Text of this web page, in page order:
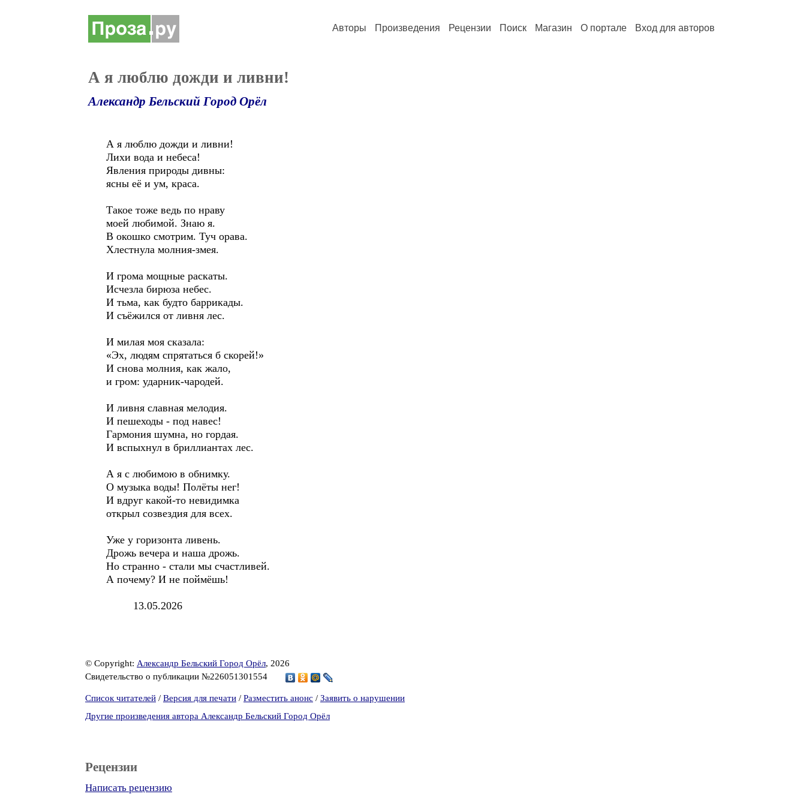
Авторы Произведения Рецензии Поиск Магазин О портале Вход для авторов
А я люблю дожди и ливни!
Александр Бельский Город Орёл
А я люблю дожди и ливни!
Лихи вода и небеса!
Явления природы дивны:
ясны её и ум, краса.
Такое тоже ведь по нраву
моей любимой. Знаю я.
В окошко смотрим. Туч орава.
Хлестнула молния-змея.
И грома мощные раскаты.
Исчезла бирюза небес.
И тьма, как будто баррикады.
И съёжился от ливня лес.
И милая моя сказала:
«Эх, людям спрятаться б скорей!»
И снова молния, как жало,
и гром: ударник-чародей.
И ливня славная мелодия.
И пешеходы - под навес!
Гармония шумна, но гордая.
И вспыхнул в бриллиантах лес.
А я с любимою в обнимку.
О музыка воды! Полёты нег!
И вдруг какой-то невидимка
открыл созвездия для всех.
Уже у горизонта ливень.
Дрожь вечера и наша дрожь.
Но странно - стали мы счастливей.
А почему? И не поймёшь!
13.05.2026
© Copyright: Александр Бельский Город Орёл, 2026
Свидетельство о публикации №226051301554
Список читателей / Версия для печати / Разместить анонс / Заявить о нарушении
Другие произведения автора Александр Бельский Город Орёл
Рецензии
Написать рецензию